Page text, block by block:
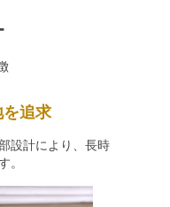
追求
設計により、長時
。